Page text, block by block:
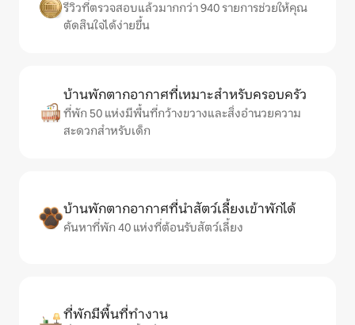
รีวิวที่ตรวจสอบแล้วมากกว่า 940 รายการช่วยให้คุณ
ตัดสินใจได้ง่ายขึ้น
บ้านพักตากอากาศที่เหมาะสำหรับครอบครัว
ที่พัก 50 แห่งมีพื้นที่กว้างขวางและสิ่งอำนวยความ
สะดวกสำหรับเด็ก
บ้านพักตากอากาศที่นำสัตว์เลี้ยงเข้าพักได้
ค้นหาที่พัก 40 แห่งที่ต้อนรับสัตว์เลี้ยง
ที่พักมีพื้นที่ทำงาน